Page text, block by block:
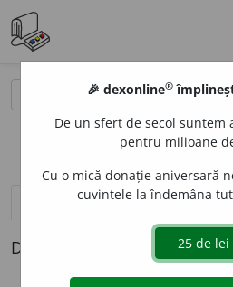
definiții (1) pronunțievolume_up (21)
Definiția cu ID-ul 202305:
🎉 dexonline®
De un sfert de secol suntem
pentru milioane
Cu o mică donație aniversară
cuvintele la îndemâna